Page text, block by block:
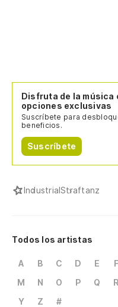
Disfruta de la música
opciones exclusivas
Suscríbete para
beneficios.
Suscríbete
IndustrialStraftanz
Todos los artistas
A B C D E F
M
N O P Q R
Y
Z #